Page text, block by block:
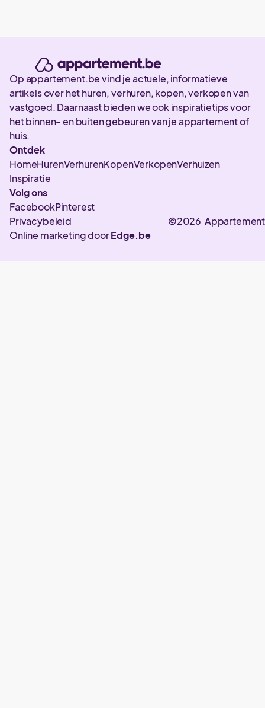
Op appartement.be vind je actuele, informatieve
artikels over het huren, verhuren, kopen, verkopen van
vastgoed. Daarnaast bieden we ook inspiratietips voor
het binnen- en buiten gebeuren van je appartement of
huis.
Ontdek
HomeHurenVerhurenKopenVerkopenVerhuizen
Inspiratie
Volg ons
FacebookPinterest
©2026
Privacybeleid
Online marketing doorEdge.be